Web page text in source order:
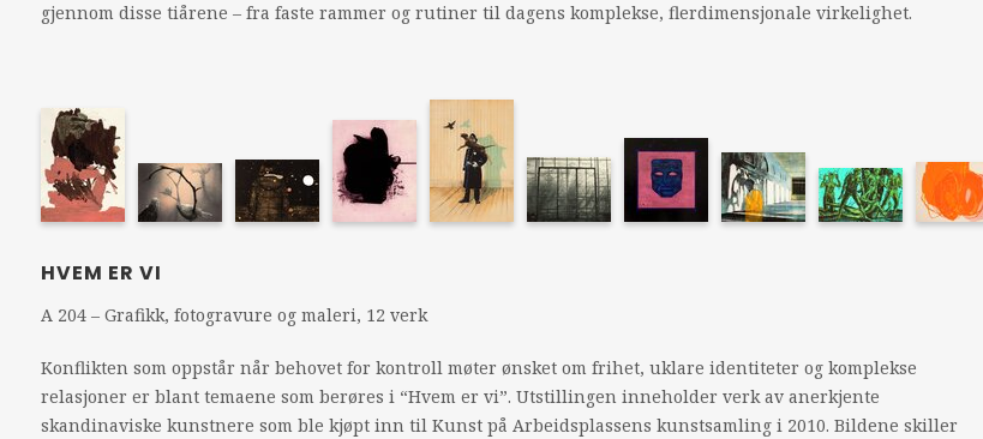
gjennom disse tiårene – fra faste rammer og rutiner til dagens komplekse, flerdimensjonale virkelighet.
HVEM ER VI
A 204 – Grafikk, fotogravure og maleri, 12 verk
Konflikten som oppstår når behovet for kontroll møter ønsket om frihet, uklare identiteter og komplekse
relasjoner er blant temaene som berøres i “Hvem er vi”. Utstillingen inneholder verk av anerkjente
skandinaviske kunstnere som ble kjøpt inn til Kunst på Arbeidsplassens kunstsamling i 2010. Bildene skiller